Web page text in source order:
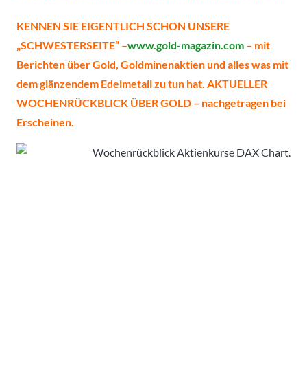
KENNEN SIE EIGENTLICH SCHON UNSERE
„SCHWESTERSEITE“ –www.gold-magazin.com – mit
Berichten über Gold, Goldminenaktien und alles was mit
dem glänzendem Edelmetall zu tun hat. AKTUELLER
WOCHENRÜCKBLICK ÜBER GOLD – nachgetragen bei
Erscheinen.